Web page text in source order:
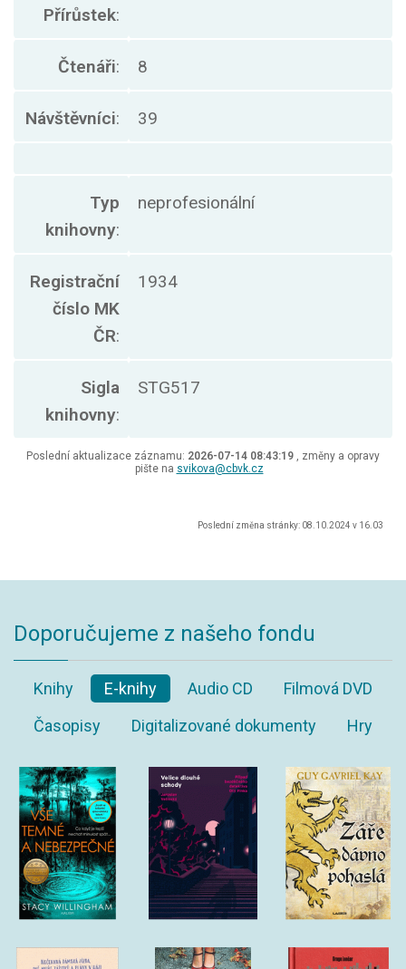
Přírůstek:
Čtenáři: 8
Návštěvníci: 39
Typ
knihovny:
neprofesionální
Registrační
číslo MK
ČR:
1934
Sigla
knihovny:
STG517
Poslední aktualizace záznamu: 2026-07-14 08:43:19 , změny a opravy
pište na svikova@cbvk.cz
Poslední změna stránky: 08.10.2024 v 16.03
Doporučujeme z našeho fondu
Knihy E-knihy Audio CD
Filmová DVD
Časopisy
Digitalizované dokumenty Hry